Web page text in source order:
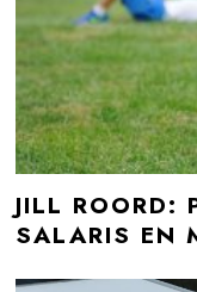
JILL ROORD:
SALARIS EN